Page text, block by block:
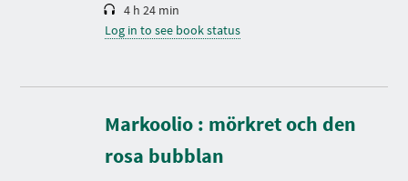
4 h 24 min
Log in to see book status
Markoolio : mörkret och den
rosa bubblan
D
u
r
a